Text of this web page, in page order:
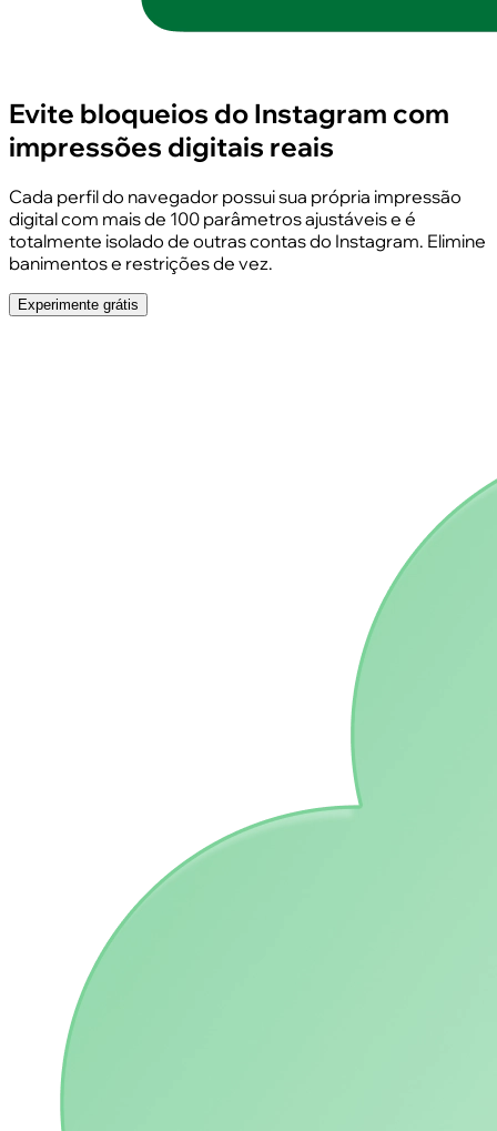
Evite bloqueios do Instagram com
impressões digitais reais
Cada perfil do navegador possui sua própria impressão
digital com mais de 100 parâmetros ajustáveis e é
totalmente isolado de outras contas do Instagram. Elimine
banimentos e restrições de vez.
Experimente grátis